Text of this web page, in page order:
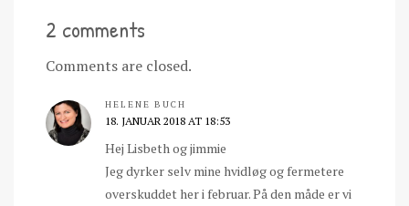
2 comments
Comments are closed.
HELENE BUCH
18. JANUAR 2018 AT 18:53
Hej Lisbeth og jimmie
Jeg dyrker selv mine hvidløg og fermetere
overskuddet her i februar. På den måde er vi